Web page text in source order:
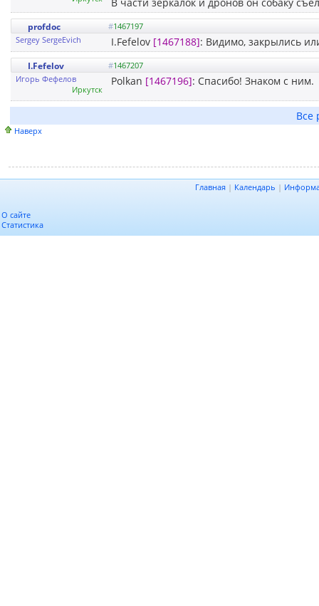
profdoc #1467197
Sergey SergeEvich
I.Fefelov [1467188]: Видимо, закрылись
I.Fefelov #1467207
Игорь Фефелов
Иркутск
Polkan [1467196]: Спасибо! Знаком с ним.
Все
Наверх
Главная | Календарь |
О сайте
Статистика